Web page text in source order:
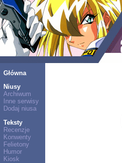
Główna
Niusy
Archiwum
Inne serwisy
Dodaj niusa
Teksty
Recenzje
Konwenty
Felietony
Humor
Kiosk